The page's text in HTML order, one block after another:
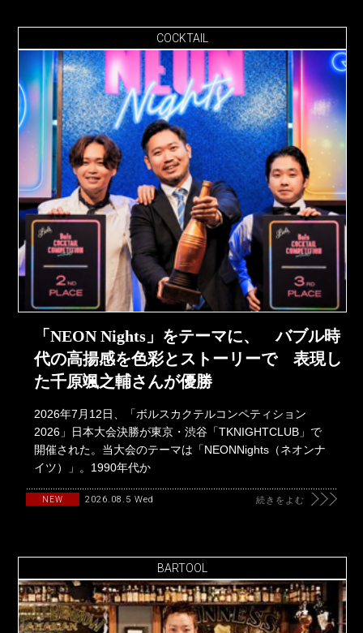
COCKTAIL
「NEON Nights」をテーマに、 バブル時
代の高揚感を色彩とストーリーで 表現し
た千原颯之輔さんが優勝
2026年7月12日、「ボルスカクテルコンペティション
2026」日本大会決勝が東京・渋谷「TKNIGHTCLUB」で
開催された。当大会のテーマは「NEONNights（ネオンナ
イツ）」。1990年代か
NEW 2026.08.5 Wed 続きをよむ
BARTOOL